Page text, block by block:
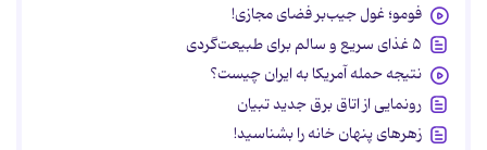
فومو؛ غول جیب‌بر فضای مجازی!
۵ غذای سریع و سالم برای طبیعت‌گردی
نتیجه حمله آمریکا به ایران چیست؟
رونمایی از اتاق برق جدید تبیان
زهرهای پنهان خانه را بشناسید!